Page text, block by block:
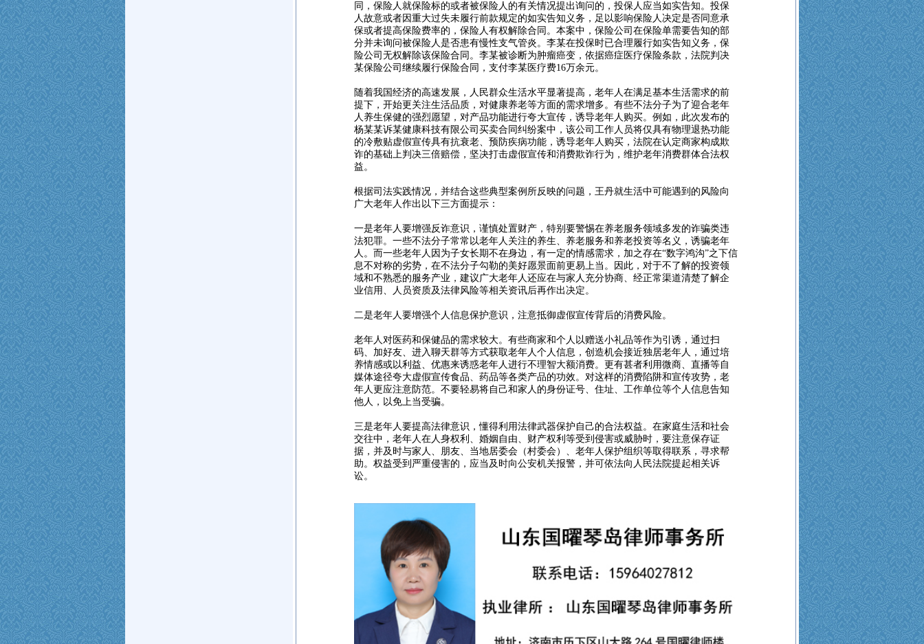
同，保险人就保险标的或者被保险人的有关情况提出询问的，投保人应当如实告知。投保
人故意或者因重大过失未履行前款规定的如实告知义务，足以影响保险人决定是否同意承
保或者提高保险费率的，保险人有权解除合同。本案中，保险公司在保险单需要告知的部
分并未询问被保险人是否患有慢性支气管炎。李某在投保时已合理履行如实告知义务，保
险公司无权解除该保险合同。李某被诊断为肿瘤癌变，依据癌症医疗保险条款，法院判决
某保险公司继续履行保险合同，支付李某医疗费16万余元。
随着我国经济的高速发展，人民群众生活水平显著提高，老年人在满足基本生活需求的前
提下，开始更关注生活品质，对健康养老等方面的需求增多。有些不法分子为了迎合老年
人养生保健的强烈愿望，对产品功能进行夸大宣传，诱导老年人购买。例如，此次发布的
杨某某诉某健康科技有限公司买卖合同纠纷案中，该公司工作人员将仅具有物理退热功能
的冷敷贴虚假宣传具有抗衰老、预防疾病功能，诱导老年人购买，法院在认定商家构成欺
诈的基础上判决三倍赔偿，坚决打击虚假宣传和消费欺诈行为，维护老年消费群体合法权
益。
根据司法实践情况，并结合这些典型案例所反映的问题，王丹就生活中可能遇到的风险向
广大老年人作出以下三方面提示：
一是老年人要增强反诈意识，谨慎处置财产，特别要警惕在养老服务领域多发的诈骗类违
法犯罪。一些不法分子常常以老年人关注的养生、养老服务和养老投资等名义，诱骗老年
人。而一些老年人因为子女长期不在身边，有一定的情感需求，加之存在“数字鸿沟”之下信
息不对称的劣势，在不法分子勾勒的美好愿景面前更易上当。因此，对于不了解的投资领
域和不熟悉的服务产业，建议广大老年人还应在与家人充分协商、经正常渠道清楚了解企
业信用、人员资质及法律风险等相关资讯后再作出决定。
二是老年人要增强个人信息保护意识，注意抵御虚假宣传背后的消费风险。
老年人对医药和保健品的需求较大。有些商家和个人以赠送小礼品等作为引诱，通过扫
码、加好友、进入聊天群等方式获取老年人个人信息，创造机会接近独居老年人，通过培
养情感或以利益、优惠来诱惑老年人进行不理智大额消费。更有甚者利用微商、直播等自
媒体途径夸大虚假宣传食品、药品等各类产品的功效。对这样的消费陷阱和宣传攻势，老
年人更应注意防范。不要轻易将自己和家人的身份证号、住址、工作单位等个人信息告知
他人，以免上当受骗。
三是老年人要提高法律意识，懂得利用法律武器保护自己的合法权益。在家庭生活和社会
交往中，老年人在人身权利、婚姻自由、财产权利等受到侵害或威胁时，要注意保存证
据，并及时与家人、朋友、当地居委会（村委会）、老年人保护组织等取得联系，寻求帮
助。权益受到严重侵害的，应当及时向公安机关报警，并可依法向人民法院提起相关诉
讼。